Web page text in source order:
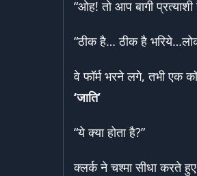
“ओह! तो आप बागी प्रत्याशी
“ठीक है… ठीक है
वे फॉर्म भरने लगे, तभी एक
‘जाति’
“ये क्या होता है?”
क्लर्क ने चश्मा सीधा करते